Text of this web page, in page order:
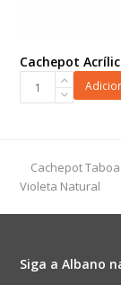
Cachepot
Cachepot
quantidade
previous
post:
Cachepot
Violeta Natural
Siga a Albano